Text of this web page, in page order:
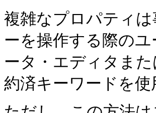
複雑なプロパティ
ーを操作する際の
ータ・エディタま
約済キーワードを